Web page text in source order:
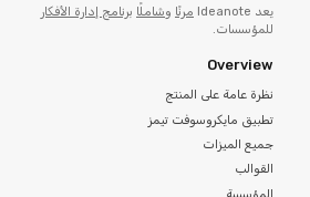
يعد Ideanote مرنًا وشاملًا برنامج إدارة الأفكار
للمؤسسات.
Overview
نظرة عامة على المنتج
تطبيق مايكروسوفت تيمز
جميع الميزات
القوالب
المؤسسة